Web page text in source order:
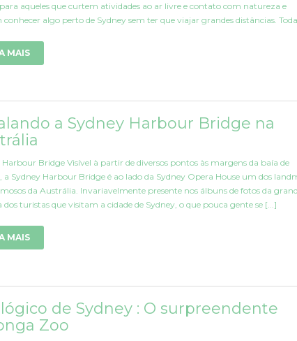
aqueles que curtem atividades ao ar livre e contato com natureza e
conhecer algo perto de Sydney sem ter que viajar grandes distâncias.
MAIS
a Sydney Harbour Bridge na
Harbour Bridge Visível à partir de diversos pontos às margens da baía de
a Sydney Harbour Bridge é ao lado da Sydney Opera House um dos
da Austrália. Invariavelmente presente nos álbuns de fotos da
dos turistas que visitam a cidade de Sydney, o que pouca gente se [...]
MAIS
de Sydney : O surpreendente
Zoo